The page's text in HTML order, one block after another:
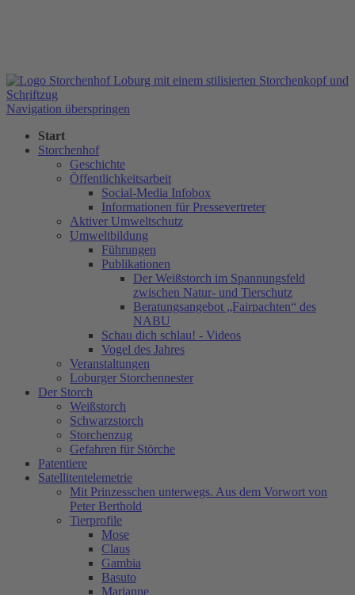
Navigation überspringen
Start
Storchenhof
Geschichte
Öffentlichkeitsarbeit
Social-Media Infobox
Informationen für Pressevertreter
Aktiver Umweltschutz
Umweltbildung
Führungen
Publikationen
Der Weißstorch im Spannungsfeld
zwischen Natur- und Tierschutz
Beratungsangebot „Fairpachten“ des
NABU
Schau dich schlau! - Videos
Vogel des Jahres
Veranstaltungen
Loburger Storchennester
Der Storch
Weißstorch
Schwarzstorch
Storchenzug
Gefahren für Störche
Patentiere
Satellitentelemetrie
Mit Prinzesschen unterwegs. Aus dem Vorwort von
Peter Berthold
Tierprofile
Mose
Claus
Gambia
Basuto
Marianne